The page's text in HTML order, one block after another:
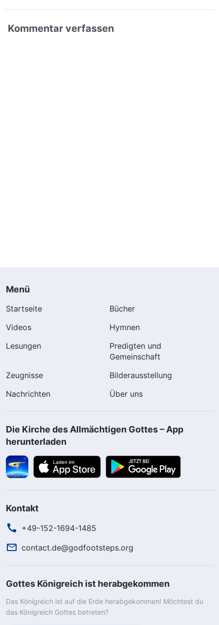
Kommentar verfassen
Menü
Startseite
Bücher
Videos
Hymnen
Lesungen
Predigten und
Gemeinschaft
Zeugnisse
Bilderausstellung
Nachrichten
Über uns
Die Kirche des Allmächtigen Gottes – App
herunterladen
Kontakt
+49-152-1694-1485
contact.de@godfootsteps.org
Gottes Königreich ist herabgekommen
Das Königreich ist auf die Erde herabgekommen! Möchtest du
das Königreich Gottes betreten?